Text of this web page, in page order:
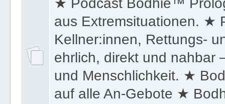
ehrlich, direkt und nahbar
und Menschlichkeit. ★
auf alle An-Gebote ★
Moderator:Ronald Johannes